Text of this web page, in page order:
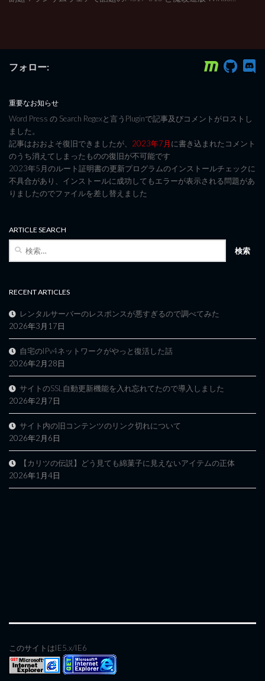
フォロー:
重要なお知らせ
Word Press の Search Regexと言うPluginで記事及びコメントがロストし
ました。
記事はおおよそ復旧できましたが、 2023年7月に書き込まれたコメント
のうち消えてしまったものの復旧が不可能です
2023年5月のルート証明書の更新プログラムのインストールチェックに
不具合があり、インストールに成功してもエラーが表示される問題があ
りましたのでファイルを差し替えました
ARTICLE SEARCH
検
RECENT ARTICLES
レンタルサーバーのレスポンスが悪すぎるので調べてみた
2026年3月17日
自宅のIPv4ネットワークがやっと復活した話
2026年2月28日
サイトのSSL自動更新機能を入れ忘れてたので導入しました
2026年2月7日
サイト内の旧コンテンツのリンク切れについて
2026年2月6日
【カリツの伝説】どう見ても綿菓子に見えないアイテムの正体
2026年1月4日
このサイトはIE5.x/IE6